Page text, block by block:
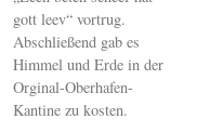
gott leev“ vortrug.
Abschließend gab es
Himmel und Erde in der
Orginal-Oberhafen-
Kantine zu kosten.